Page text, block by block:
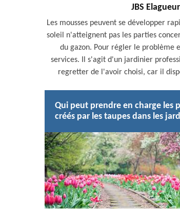
JBS
Les mousses peuvent se développer
soleil n'atteignent pas les parties
du gazon. Pour régler le problème
services. Il s'agit d'un jardinier
regretter de l'avoir choisi, car il
Qui peut prendre en charge les
créés par les taupes dans les